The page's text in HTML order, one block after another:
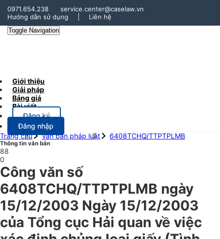
0971.654.238
service.center@caselaw.vn
Hướng dẫn sử dụng
Liên hệ
Toggle Navigation
Giới thiệu
Giải pháp
Bảng giá
Bài viết
Đăng ký
Đăng nhập
Trang chủ
Văn bản pháp luật 6408TCHQ/TTPTPLMB
Thông tin văn bản
88
0
Công văn số
6408TCHQ/TTPTPLMB ngày
15/12/2003 Ngày 15/12/2003
của Tổng cục Hải quan về việc